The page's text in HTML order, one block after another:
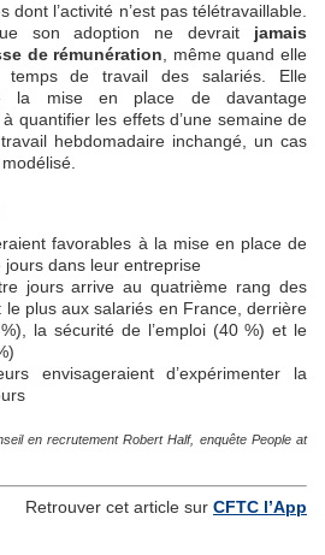
dont l’activité n’est pas télétravaillable.
son adoption ne devrait jamais
de rémunération , même quand elle
de travail des salariés. Elle
la mise en place de davantage
quantifier les effets d’une semaine de
hebdomadaire inchangé, un cas
favorables à la mise en place de
dans leur entreprise
jours arrive au quatrième rang des
le plus aux salariés en France, derrière
la sécurité de l’emploi (40 %) et le
envisageraient d’expérimenter la
en recrutement Robert Half, enquête People at
Retrouver cet article sur CFTC l’App